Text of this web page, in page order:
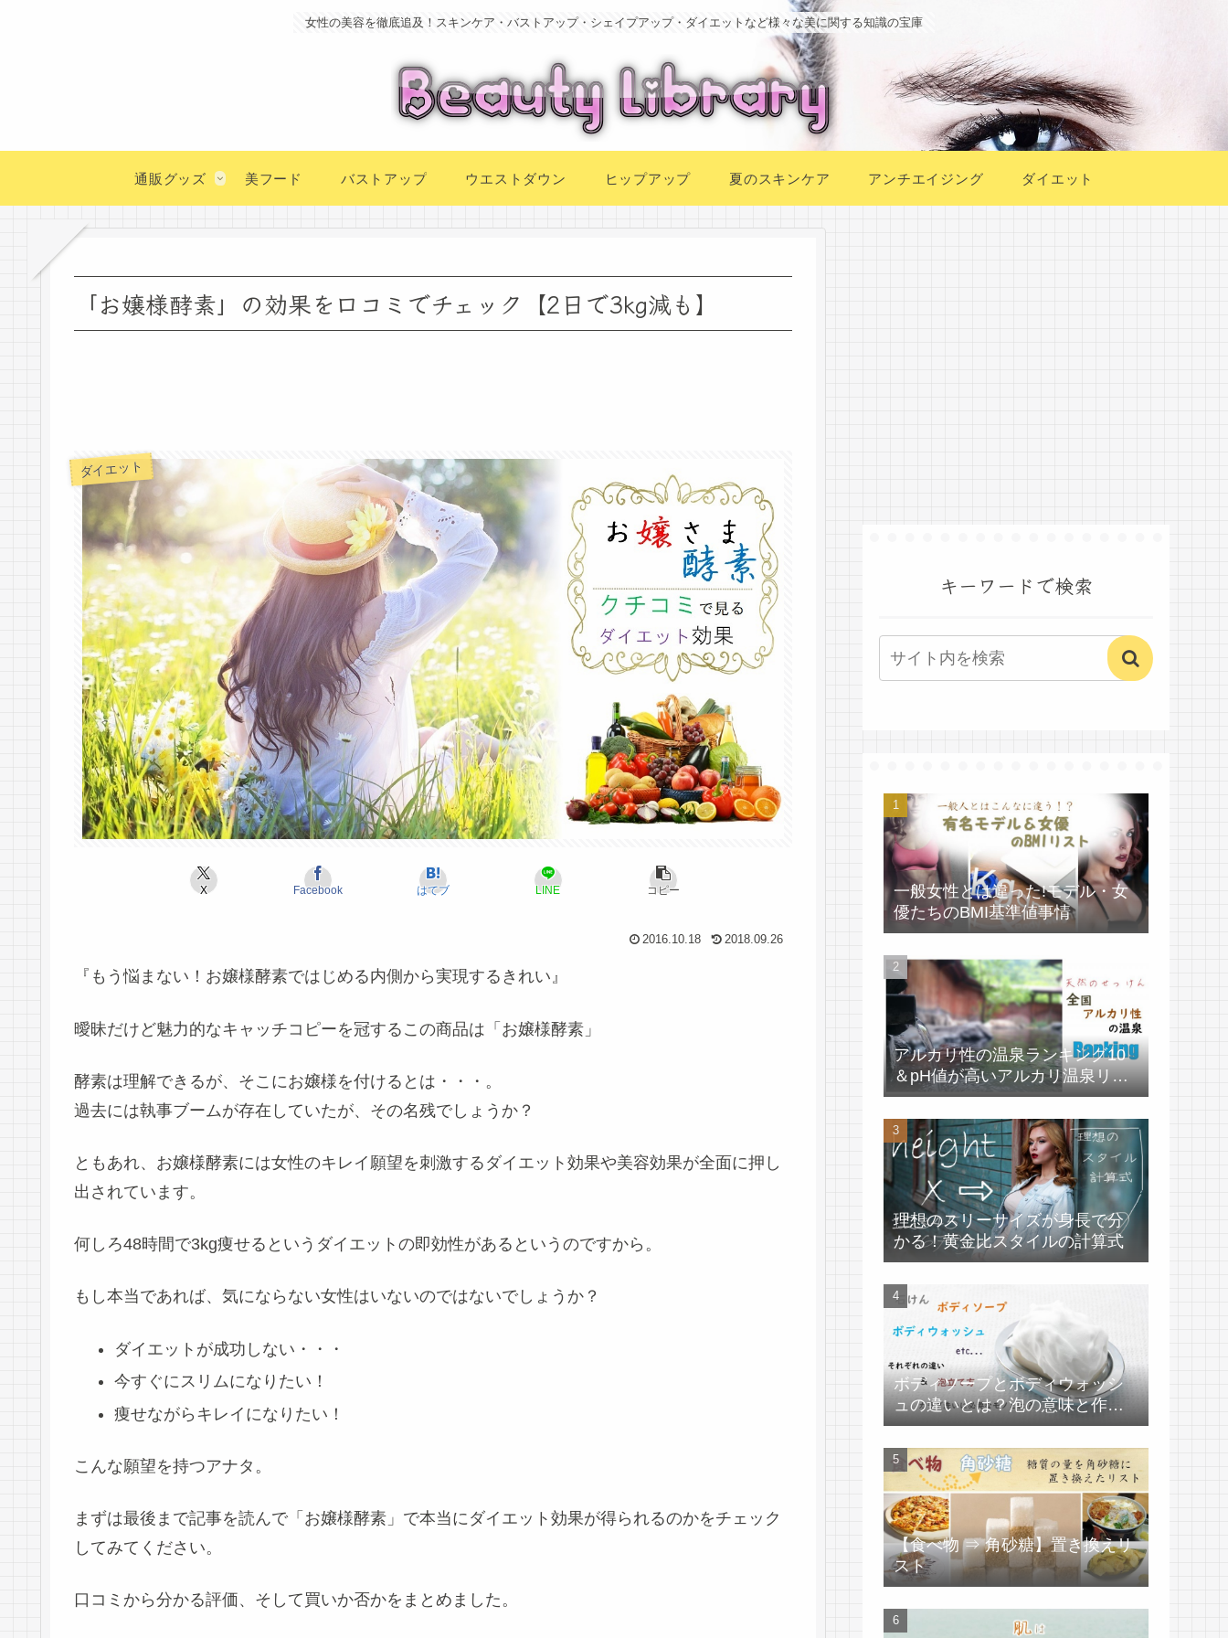
女性の美容を徹底追及！スキンケア・バストアップ・シェイプアップ・ダイエットなど様々な美に関する知識の宝庫
通販グッズ 美フード バストアップ ウエストダウン ヒップアップ 夏のスキンケア アンチエイジング ダイエット
「お嬢様酵素」の効果を口コミでチェック【2日で3kg減も】
ダイエット
X Facebook はてブ LINE コピー
2016.10.18 2018.09.26
『 もう悩まない！お嬢様酵素ではじめる内側から実現するきれい』
曖昧だけど魅力的なキャッチコピーを冠するこの商品は「 お嬢様酵素 」
酵素は理解できるが、そこにお嬢様を付けるとは・・・。
過去には執事ブームが存在していたが、その名残でしょうか？
ともあれ、お嬢様酵素には女性のキレイ願望を刺激するダイエット効果や美容効果が全面に押し
出されています。
何しろ48時間で3kg痩せるというダイエットの即効性があるというのですから。
もし本当であれば、気にならない女性はいないのではないでしょうか？
ダイエットが成功しない・・・
今すぐにスリムになりたい！
痩せながらキレイになりたい！
こんな願望を持つアナタ。
まずは最後まで記事を読んで「お嬢様酵素」で本当にダイエット効果が得られるのかをチェック
してみてください。
口コミから分かる評価、そして買いか否かをまとめました。
キーワードで検索
一般女性とは違った!モデル・女
優たちのBMI基準値事情
アルカリ性の温泉ランキング10
＆pH値が高いアルカリ温泉リス
ト
理想のスリーサイズが身長で分
かる！黄金比スタイルの計算式
ボディソープとボディウォッシ
ュの違いとは？泡の意味と作り
方
【食べ物 ⇒ 角砂糖】置き換えリ
スト